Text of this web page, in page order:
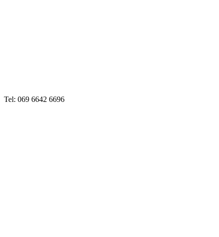
Tel: 069 6642 6696